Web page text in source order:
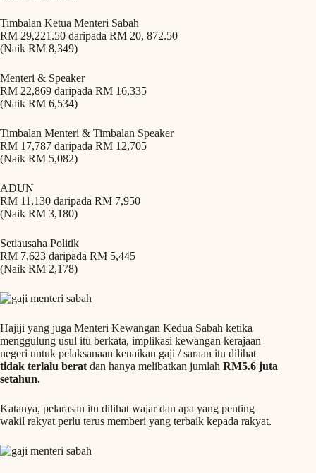
Timbalan Ketua Menteri Sabah
RM 29,221.50 daripada RM 20, 872.50
(Naik RM 8,349)
Menteri & Speaker
RM 22,869 daripada RM 16,335
(Naik RM 6,534)
Timbalan Menteri & Timbalan Speaker
RM 17,787 daripada RM 12,705
(Naik RM 5,082)
ADUN
RM 11,130 daripada RM 7,950
(Naik RM 3,180)
Setiausaha Politik
RM 7,623 daripada RM 5,445
(Naik RM 2,178)
Hajiji yang juga Menteri Kewangan Kedua Sabah ketika
menggulung usul itu berkata, implikasi kewangan kerajaan
negeri untuk pelaksanaan kenaikan gaji / saraan itu dilihat
tidak terlalu berat dan hanya melibatkan jumlah RM5.6 juta
setahun.
Katanya, pelarasan itu dilihat wajar dan apa yang penting
wakil rakyat perlu terus memberi yang terbaik kepada rakyat.